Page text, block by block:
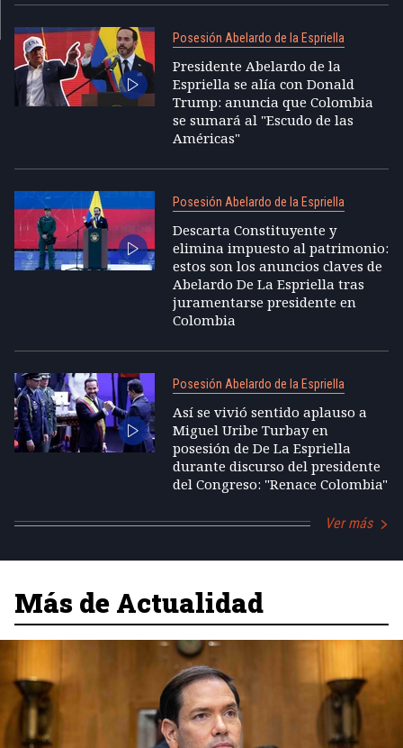
Posesión Abelardo de la Espriella
Presidente Abelardo de la
Espriella se alía con Donald
Trump: anuncia que Colombia
se sumará al "Escudo de las
Américas"
Posesión Abelardo de la Espriella
Descarta Constituyente y
elimina impuesto al patrimonio:
estos son los anuncios claves de
Abelardo De La Espriella tras
juramentarse presidente en
Colombia
Posesión Abelardo de la Espriella
Así se vivió sentido aplauso a
Miguel Uribe Turbay en
posesión de De La Espriella
durante discurso del presidente
del Congreso: "Renace Colombia"
Ver más
Más de Actualidad